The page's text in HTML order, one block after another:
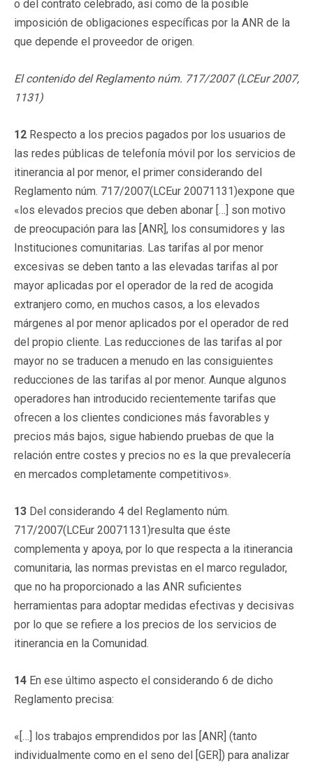
o del contrato celebrado, así como de la posible
imposición de obligaciones específicas por la ANR de la
que depende el proveedor de origen.
El contenido del Reglamento núm. 717/2007 (LCEur 2007,
1131)
12 Respecto a los precios pagados por los usuarios de
las redes públicas de telefonía móvil por los servicios de
itinerancia al por menor, el primer considerando del
Reglamento núm. 717/2007(LCEur 20071131)expone que
«los elevados precios que deben abonar […] son motivo
de preocupación para las [ANR], los consumidores y las
Instituciones comunitarias. Las tarifas al por menor
excesivas se deben tanto a las elevadas tarifas al por
mayor aplicadas por el operador de la red de acogida
extranjero como, en muchos casos, a los elevados
márgenes al por menor aplicados por el operador de red
del propio cliente. Las reducciones de las tarifas al por
mayor no se traducen a menudo en las consiguientes
reducciones de las tarifas al por menor. Aunque algunos
operadores han introducido recientemente tarifas que
ofrecen a los clientes condiciones más favorables y
precios más bajos, sigue habiendo pruebas de que la
relación entre costes y precios no es la que prevalecería
en mercados completamente competitivos».
13 Del considerando 4 del Reglamento núm.
717/2007(LCEur 20071131)resulta que éste
complementa y apoya, por lo que respecta a la itinerancia
comunitaria, las normas previstas en el marco regulador,
que no ha proporcionado a las ANR suficientes
herramientas para adoptar medidas efectivas y decisivas
por lo que se refiere a los precios de los servicios de
itinerancia en la Comunidad.
14 En ese último aspecto el considerando 6 de dicho
Reglamento precisa:
«[…] los trabajos emprendidos por las [ANR] (tanto
individualmente como en el seno del [GER]) para analizar